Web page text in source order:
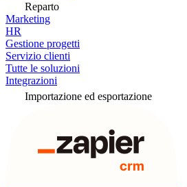
Reparto
Marketing
HR
Gestione progetti
Servizio clienti
Tutte le soluzioni
Integrazioni
Importazione ed esportazione